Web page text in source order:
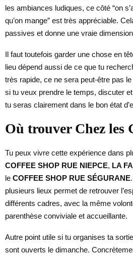
les ambiances ludiques, ce côté “on
qu’on mange” est très appréciable.
passives et donne une vraie
Il faut toutefois garder une chose en
lieu dépend aussi de ce que tu
très rapide, ce ne sera peut-être pas
si tu veux prendre le temps, discuter
tu seras clairement dans le bon état
Où trouver Chez les
Tu peux vivre cette expérience dans
COFFEE SHOP RUE NIEPCE, LA
le COFFEE SHOP RUE SÉGURANE
plusieurs lieux permet de retrouver
différents cadres, avec la même
parenthèse conviviale et accueillante.
Autre point utile si tu organises ta
sont ouverts le dimanche.